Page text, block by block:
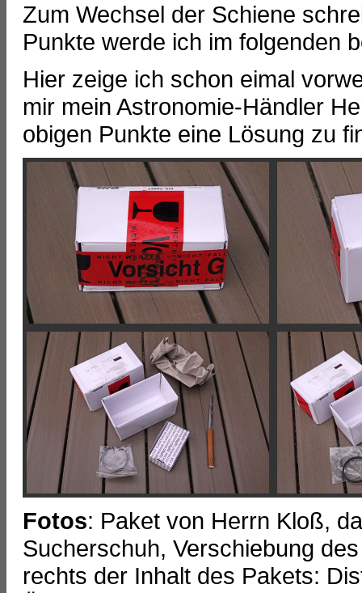
Zum Wechsel der Schiene
Punkte werde ich im folgenden
Hier zeige ich schon eimal
mir mein Astronomie-Händler
obigen Punkte eine Lösung zu
Fotos: Paket von Herrn Kloß,
Sucherschuh, Verschiebung
rechts der Inhalt des Pakets: